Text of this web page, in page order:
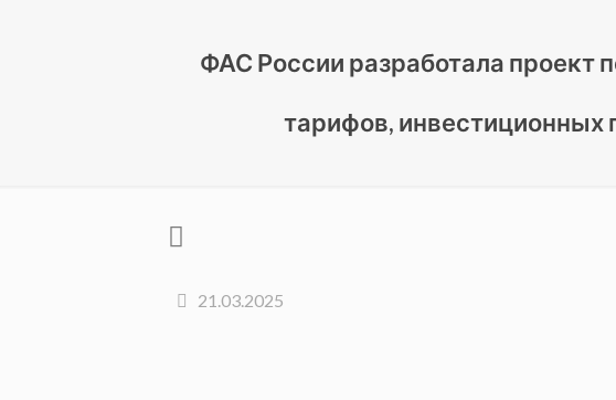
ФАС России разработала проект
тарифов, инвестиционных
21.03.2025